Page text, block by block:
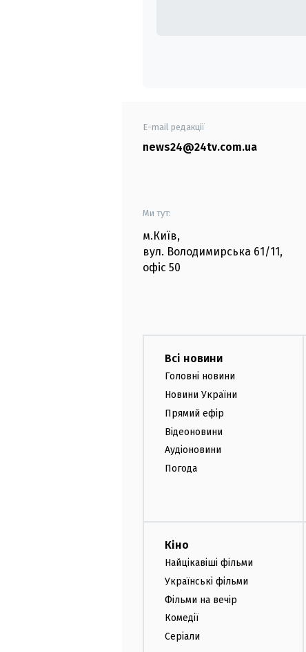
E-mail редакції
news24@24tv.com.ua
Ми тут:
м.Київ,
вул. Володимирська 61/11,
офіс 50
Всі новини
Головні новини
Новини України
Прямий ефір
Відеоновини
Аудіоновини
Погода
Кіно
Найцікавіші фільми
Українські фільми
Фільми на вечір
Комедії
Серіали